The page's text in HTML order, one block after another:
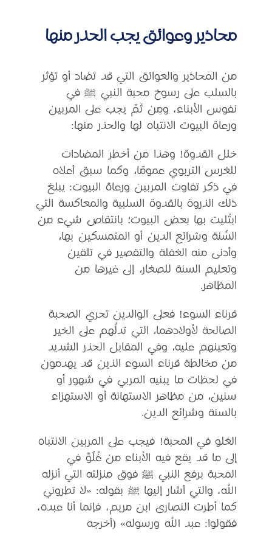
محاذير وعوائق يجب الحذر منها
من المحاذير والعوائق التي قد تضاد أو تؤثر
بالسلب على رسوخ محبة النبي ﷺ في
نفوس الأبناء، ومِن ثَمَّ يجب على المربين
ورعاة البيوت الانتباه لها والحذر منها:
خلل القدوة! وهذا من أخطر المضادات
للغرس التربوي عمومًا، وكما سبق أعلاه
في ذكر تفاوت المربين ورعاة البيوت: يبلغ
ذلك الذروة بالقدوة السلبية والمعاكسة التي
ابتُليت بها بعض البيوت؛ بانتقاص شيء من
السُّنة وشرائع الدين أو المتمسكين بها،
وأدنى منه الغفلة والتقصير في تلقين
وتعليم السنة للصغار، إلى غيرها من
المظاهر.
قرناء السوء! فعلى الوالدين تحري الصحبة
الصالحة لأولادهما، التي تدلُّهم على الخير
وتعينهم عليه، وفي المقابل الحذر الشديد
من مخالطة قرناء السوء الذين قد يهدمون
في لحظات ما يبنيه المربي في شهور أو
سنين، من مظاهر الاستهانة أو الاستهزاء
بالسنة وشرائع الدين.
الغلو في المحبة! فيجب على المربين الانتباه
إلى ما قد يقع فيه الأبناء من غُلُوٍّ في
المحبة برفع النبي ﷺ فوق منزلته التي أنزله
الله، والتي أشار إليها ﷺ بقوله: «لا تطروني
كما أطرت النصارى ابن مريم، فإنما أنا عبده،
فقولوا: عبد الله ورسوله» (أخرجه